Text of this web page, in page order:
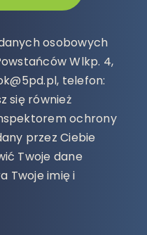
osobowych
Wlkp. 4,
telefon:
się również
ochrony
przez Ciebie
Twoje dane
Twoje imię i